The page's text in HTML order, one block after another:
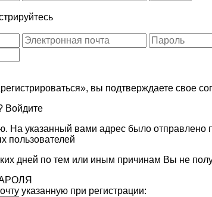
вы подтверждаете свое
Войдите
На указанный вами адрес было отправлено
пользователей
дней по тем или иным причинам Вы не
указанную при регистрации: